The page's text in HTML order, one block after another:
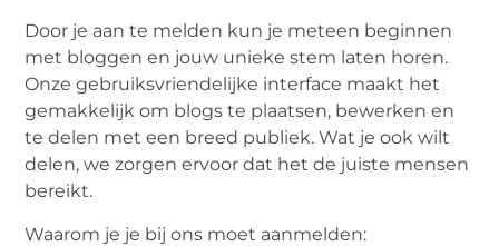
Door je aan te melden kun je meteen beginnen
met bloggen en jouw unieke stem laten horen.
Onze gebruiksvriendelijke interface maakt het
gemakkelijk om blogs te plaatsen, bewerken en
te delen met een breed publiek. Wat je ook wilt
delen, we zorgen ervoor dat het de juiste mensen
bereikt.
Waarom je je bij ons moet aanmelden: